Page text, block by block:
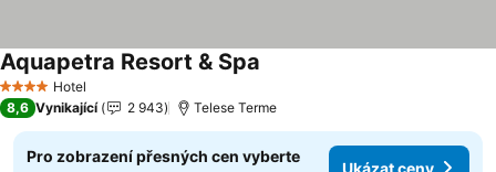
4 Počet hvězdiček
Hotel
Aquapetra Resort & Spa
8,6 Vynikající 2 943 Telese Terme
Pro zobrazení přesných cen vyberte
Ukázat ceny